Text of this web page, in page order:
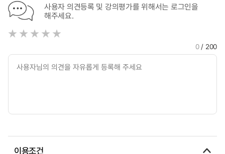
사용자 의견등록 및 강의평가를 위해서는 로그인을
해주세요.
0/ 200
이용조건